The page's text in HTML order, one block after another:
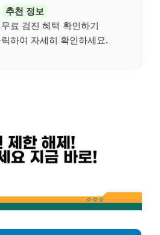
추천 정보
료 검진 혜택 확인하기
하여 자세히 확인하세요.